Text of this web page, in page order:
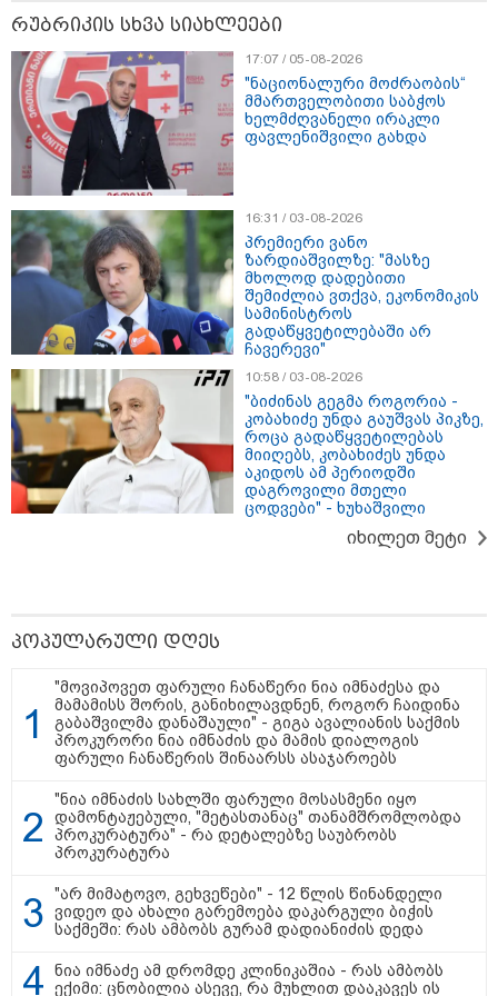
"ვიდეოს ნახვა ჩემთვის იყო სიკვდილი - ისეთი ხმა
აქვს, თითქოს ეხვეწება, ცუდად არის" - 12 წლის წინ
გაუჩინარებული ბიჭის დედა გავრცელებულ ვიდეოზე
პირველ კომენტარს აკეთებს
13:24 / 07-08-2026
ევროპაში საწვავის ფასები მკვეთრად შეიცვალა -
რომელ ქვეყნებშია ბენზინი ყველაზე ძვირი და
ყველაზე იაფი
15:47 / 07-08-2026
Tower Group და BREEAM - ხარისხის საერთაშორისო
სტანდარტი ქართულ დეველოპმენტში
რუბრიკის სხვა სიახლეები
17:07 / 05-08-2026
"ნაციონალური მოძრაობის“
მმართველობითი საბჭოს
ხელმძღვანელი ირაკლი
ფავლენიშვილი გახდა
16:31 / 03-08-2026
პრემიერი ვანო
ზარდიაშვილზე: "მასზე
მხოლოდ დადებითი
შემიძლია ვთქვა, ეკონომიკის
სამინისტროს
გადაწყვეტილებაში არ
ჩავერევი"
10:58 / 03-08-2026
"ბიძინას გეგმა როგორია -
კობახიძე უნდა გაუშვას პიკზე,
როცა გადაწყვეტილებას
მიიღებს, კობახიძეს უნდა
აკიდოს ამ პერიოდში
დაგროვილი მთელი
ცოდვები" - ხუხაშვილი
იხილეთ მეტი
პოპულარული დღეს
"მოვიპოვეთ ფარული ჩანაწერი ნია იმნაძესა და
მამამისს შორის, განიხილავდნენ, როგორ ჩაიდინა
გაბაშვილმა დანაშაული" - გიგა ავალიანის საქმის
პროკურორი ნია იმნაძის და მამის დიალოგის
ფარული ჩანაწერის შინაარსს ასაჯაროებს
"ნია იმნაძის სახლში ფარული მოსასმენი იყო
დამონტაჟებული, "მეტასთანაც" თანამშრომლობდა
პროკურატურა" - რა დეტალებზე საუბრობს
პროკურატურა
"არ მიმატოვო, გეხვეწები" - 12 წლის წინანდელი
ვიდეო და ახალი გარემოება დაკარგული ბიჭის
საქმეში: რას ამბობს გურამ დადიანიძის დედა
ნია იმნაძე ამ დრომდე კლინიკაშია - რას ამბობს
ექიმი: ცნობილია ასევე, რა მუხლით დააკავეს ის